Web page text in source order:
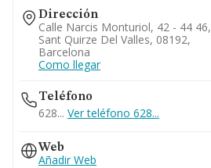
Dirección
Calle Narcis Monturiol, 42 - 44 46,
Sant Quirze Del Valles, 08192,
Barcelona
Como llegar
Teléfono
628... Ver teléfono 628...
Web
Añadir Web